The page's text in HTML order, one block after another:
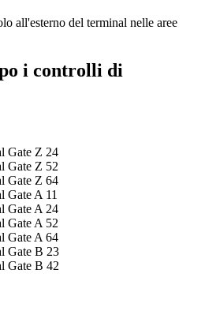
all'esterno del terminal nelle aree
i controlli di
Gate Z 24
Gate Z 52
Gate Z 64
Gate A 11
Gate A 24
Gate A 52
Gate A 64
Gate B 23
Gate B 42